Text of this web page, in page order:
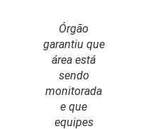
Início
Últimas
Notícias
Agenda
Cultural
Órgão
garantiu que
área está
sendo
monitorada
e que
equipes